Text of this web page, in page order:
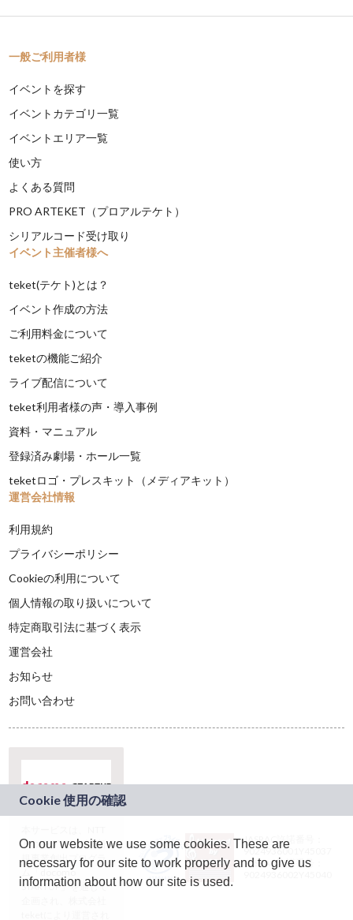
一般ご利用者様
イベントを探す
イベントカテゴリ一覧
イベントエリア一覧
使い方
よくある質問
PRO ARTEKET（プロアルテケト）
シリアルコード受け取り
イベント主催者様へ
teket(テケト)とは？
イベント作成の方法
ご利用料金について
teketの機能ご紹介
ライブ配信について
teket利用者様の声・導入事例
資料・マニュアル
登録済み劇場・ホール一覧
teketロゴ・プレスキット（メディアキット）
運営会社情報
利用規約
プライバシーポリシー
Cookieの利用について
個人情報の取り扱いについて
特定商取引法に基づく表示
運営会社
お知らせ
お問い合わせ
ドコモグループの新
規事業創出プログラ
ム「docomo
STARTUP」を通じて
JASRAC許諾番号：
9024936001Y45037
JASRAC許諾番号：
On our website we use some cookies. These are
necessary for our site to work properly and to give us
information about how our site is used.